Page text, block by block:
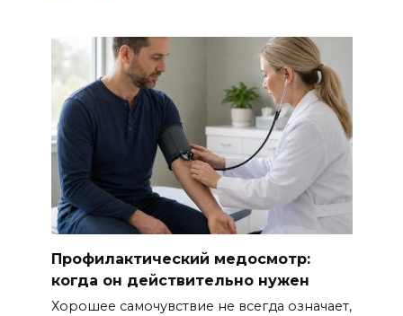
Профилактический медосмотр:
когда он действительно нужен
Хорошее самочувствие не всегда означает,